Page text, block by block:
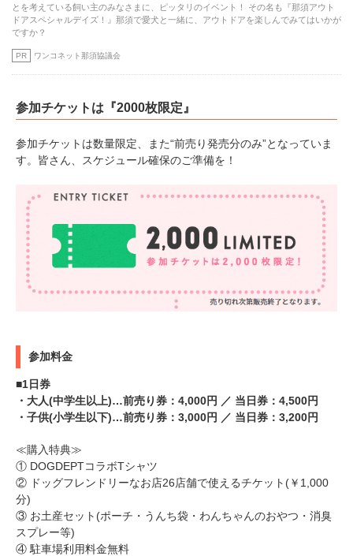
とを考えている飼い主のみなさまに、ピッタリのイベント！ その名も『那須アウト
ドアスペシャルデイズ！』那須で愛犬と一緒に、アウトドアを楽しんでみてはいかが
ですか？
PR ワンコネット那須協議会
参加チケットは『2000枚限定』
参加チケットは数量限定、また“前売り発売分のみ”となっていま
す。皆さん、スケジュール確保のご準備を！
参加料金
■1日券
・大人(中学生以上)…前売り券：4,000円 ／ 当日券：4,500円
・子供(小学生以下)…前売り券：3,000円 ／ 当日券：3,200円
≪購入特典≫
① DOGDEPTコラボTシャツ
② ドッグフレンドリーなお店26店舗で使えるチケット(￥1,000
分)
③ お土産セット(ポーチ・うんち袋・わんちゃんのおやつ・消臭
スプレー等)
④ 駐車場利用料金無料